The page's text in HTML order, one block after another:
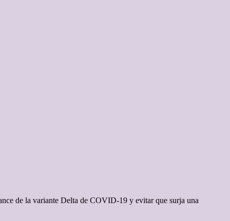
de la variante Delta de COVID-19 y evitar que surja una